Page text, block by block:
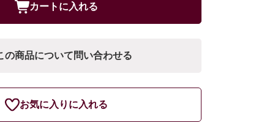
カートに入れる
の商品について問い合わせる
お気に入りに入れる